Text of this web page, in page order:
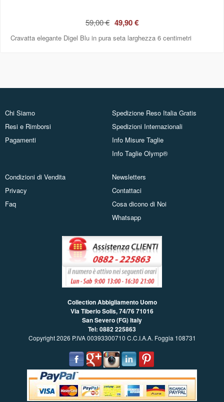
59,00 € 49,90 €
Cravatta elegante Digel Blu in pura seta larghezza 6 centimetri
Chi Siamo
Resi e Rimborsi
Pagamenti
Spedizione Reso Italia Gratis
Spedizioni Internazionali
Info Misure Taglie
Info Taglie Olymp®
Condizioni di Vendita
Privacy
Faq
Newsletters
Contattaci
Cosa dicono di Noi
Whatsapp
Collection Abbigliamento Uomo
Via Tiberio Solis, 74/7671016
San Severo (FG) Italy
Tel: 0882 225863
Copyright 2026 P.IVA 00393300710 C.C.I.A.A. Foggia 108731